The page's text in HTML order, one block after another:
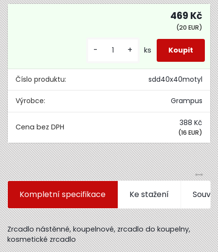
Číslo produktu: sdd40x40motyl
Výrobce: Grampus
388 Kč
(16 EUR)
469 Kč
(20 EUR)
- + ks
Kompletní specifikace Ke stažení
Zrcadlo nástěnné, koupelnové, zrcadlo do koupelny,
kosmetické zrcadlo